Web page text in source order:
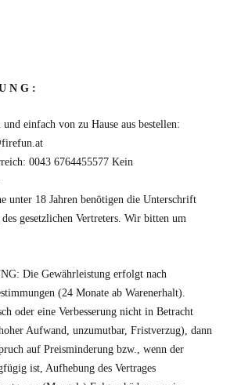
N G :
und einfach von zu Hause aus bestellen:
0043 6764455577 Kein
unter 18 Jahren benötigen die Unterschrift
gesetzlichen Vertreters. Wir bitten um
Die Gewährleistung erfolgt nach
(24 Monate ab Warenerhalt).
oder eine Verbesserung nicht in Betracht
Aufwand, unzumutbar, Fristverzug), dann
auf Preisminderung bzw., wenn der
ist, Aufhebung des Vertrages